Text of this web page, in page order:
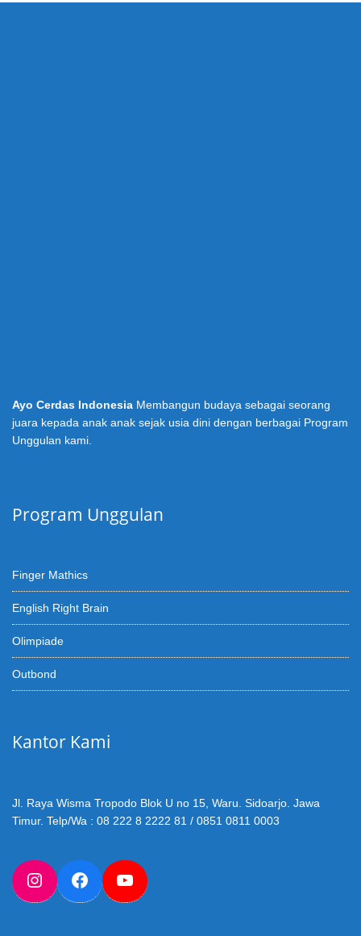
Ayo Cerdas Indonesia Membangun budaya sebagai seorang
juara kepada anak anak sejak usia dini dengan berbagai Program
Unggulan kami.
Program Unggulan
Finger Mathics
English Right Brain
Olimpiade
Outbond
Kantor Kami
Jl. Raya Wisma Tropodo Blok U no 15, Waru. Sidoarjo. Jawa
Timur. Telp/Wa : 08 222 8 2222 81 / 0851 0811 0003
InstagramFacebookYouTube